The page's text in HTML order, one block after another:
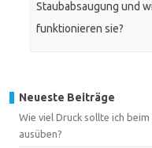
Staubabsaugung und
funktionieren sie?
Neueste Beiträge
Wie viel Druck sollte ich
ausüben?